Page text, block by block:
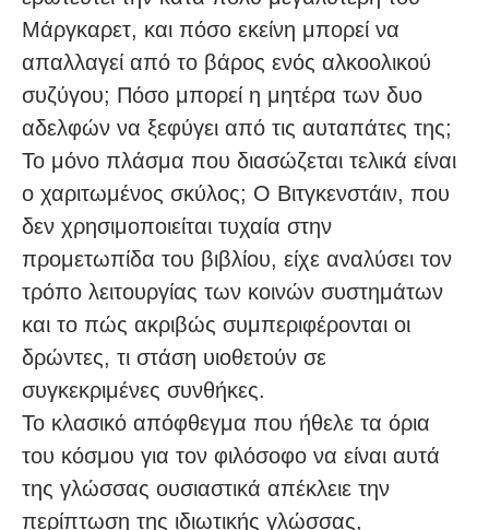
Μάργκαρετ, και πόσο εκείνη μπορεί να
απαλλαγεί από το βάρος ενός αλκοολικού
συζύγου; Πόσο μπορεί η μητέρα των δυο
αδελφών να ξεφύγει από τις αυταπάτες της;
Το μόνο πλάσμα που διασώζεται τελικά είναι
ο χαριτωμένος σκύλος; Ο Βιτγκενστάιν, που
δεν χρησιμοποιείται τυχαία στην
προμετωπίδα του βιβλίου, είχε αναλύσει τον
τρόπο λειτουργίας των κοινών συστημάτων
και το πώς ακριβώς συμπεριφέρονται οι
δρώντες, τι στάση υιοθετούν σε
συγκεκριμένες συνθήκες.
Το κλασικό απόφθεγμα που ήθελε τα όρια
του κόσμου για τον φιλόσοφο να είναι αυτά
της γλώσσας ουσιαστικά απέκλειε την
περίπτωση της ιδιωτικής γλώσσας,